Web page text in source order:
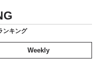
ンキング
Weekly